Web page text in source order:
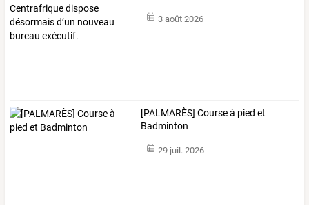
3 août 2026
[PALMARÈS] Course à pied et
Badminton
29 juil. 2026